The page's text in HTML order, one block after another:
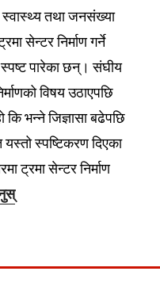
तथा जनसंख्या
सेन्टर निर्माण गर्ने
पारेका छन्। संघीय
विषय उठाएपछि
भन्ने जिज्ञासा बढेपछि
स्पष्टिकरण दिएका
ट्रमा सेन्टर निर्माण